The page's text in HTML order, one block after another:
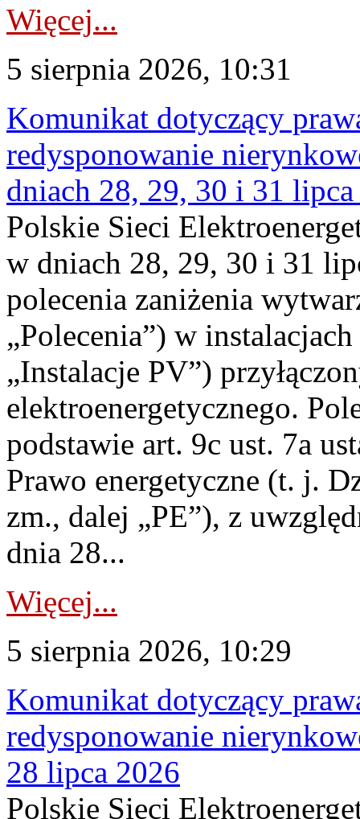
Więcej...
5 sierpnia 2026, 10:31
Komunikat dotyczący
redysponowanie
dniach 28, 29, 30 i 31
Polskie Sieci
w dniach 28, 29, 30 i 31
polecenia zaniżenia
„Polecenia”) w
„Instalacje PV”)
elektroenergetycznego.
podstawie art. 9c ust. 7a
Prawo energetyczne (t. j.
zm., dalej „PE”), z
dnia 28...
Więcej...
5 sierpnia 2026, 10:29
Komunikat dotyczący
redysponowanie
28 lipca 2026
Polskie Sieci